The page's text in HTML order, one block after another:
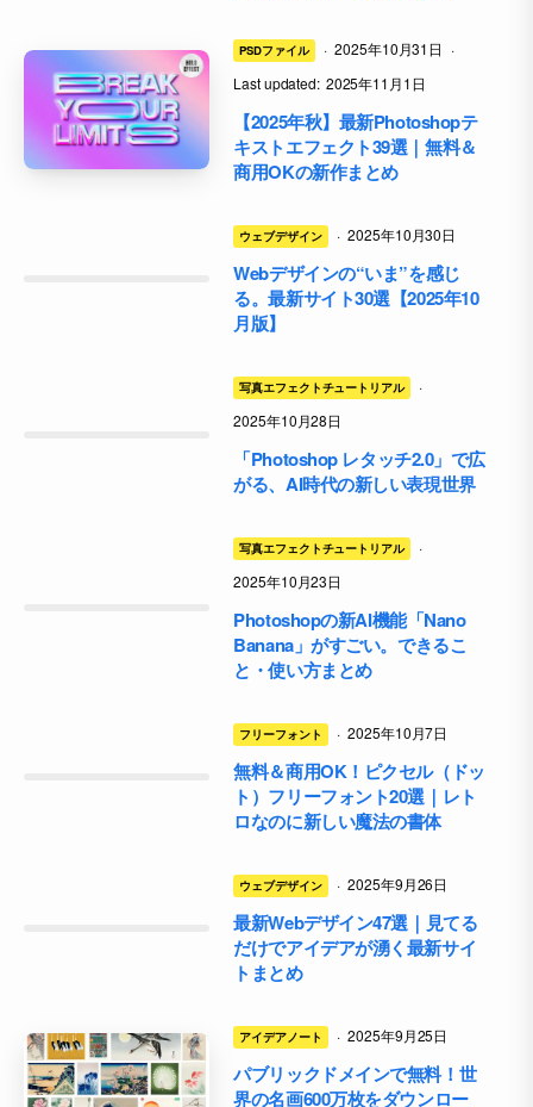
PSDファイル · 2025年10月31日 ·
Last updated: 2025年11月1日
【2025年秋】最新Photoshopテ
キストエフェクト39選｜無料＆
商用OKの新作まとめ
ウェブデザイン · 2025年10月30日
Webデザインの“いま”を感じ
る。最新サイト30選【2025年10
月版】
写真エフェクトチュートリアル
·
2025年10月28日
「Photoshop レタッチ2.0」で広
がる、AI時代の新しい表現世界
写真エフェクトチュートリアル
·
2025年10月23日
Photoshopの新AI機能「Nano
Banana」がすごい。できるこ
と・使い方まとめ
フリーフォント · 2025年10月7日
無料＆商用OK！ピクセル（ドッ
ト）フリーフォント20選｜レト
ロなのに新しい魔法の書体
ウェブデザイン · 2025年9月26日
最新Webデザイン47選｜見てる
だけでアイデアが湧く最新サイ
トまとめ
アイデアノート · 2025年9月25日
パブリックドメインで無料！世
界の名画600万枚をダウンロー